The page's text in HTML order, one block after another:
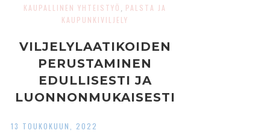
KAUPALLINEN YHTEISTYÖ
PALSTA JA
KAUPUNKIVILJELY
VILJELYLAATIKOIDEN
PERUSTAMINEN
EDULLISESTI JA
LUONNONMUKAISESTI
13 TOUKOKUUN, 2022